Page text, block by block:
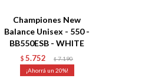
Championes New
Balance Unisex - 550 -
BB550ESB - WHITE
$ 5.752 $ 7.190
20